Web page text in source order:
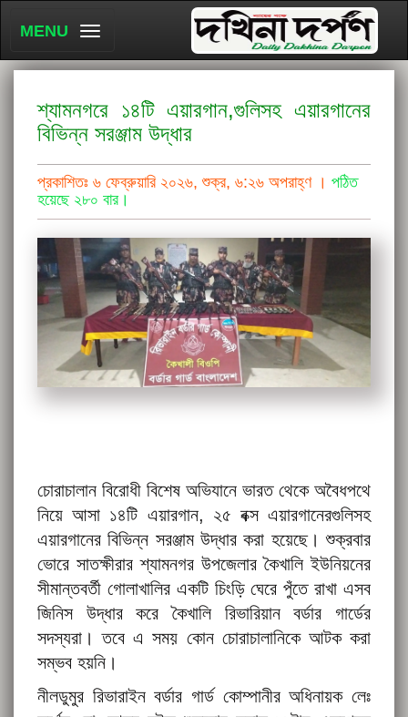
MENU
শ্যামনগরে ১৪টি এয়ারগান,গুলিসহ এয়ারগানের
বিভিন্ন সরঞ্জাম উদ্ধার
প্রকাশিতঃ ৬ ফেব্রুয়ারি ২০২৬, শুক্র, ৬:২৬ অপরাহ্ণ । পঠিত
হয়েছে ২৮০ বার।
চোরাচালান বিরোধী বিশেষ অভিযানে ভারত থেকে অবৈধপথে
নিয়ে আসা ১৪টি এয়ারগান, ২৫ বক্স এয়ারগানেরগুলিসহ
এয়ারগানের বিভিন্ন সরঞ্জাম উদ্ধার করা হয়েছে। শুক্রবার
ভোরে সাতক্ষীরার শ্যামনগর উপজেলার কৈখালি ইউনিয়নের
সীমান্তবর্তী গোলাখালির একটি চিংড়ি ঘেরে পুঁতে রাখা এসব
জিনিস উদ্ধার করে কৈখালি রিভারিয়ান বর্ডার গার্ডের
সদস্যরা। তবে এ সময় কোন চোরাচালানিকে আটক করা
সম্ভব হয়নি।
নীলডুমুর রিভারাইন বর্ডার গার্ড কোম্পানীর অধিনায়ক লেঃ